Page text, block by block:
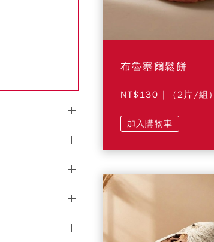
布魯塞爾鬆餅
NT$130 | (2片/組)
加入購物車